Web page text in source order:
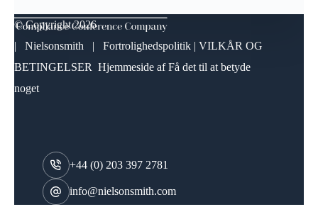
© Copyright2026
| Nielsonsmith | Fortrolighedspolitik | VILKÅR OG
BETINGELSER Hjemmeside afFå det til at betyde
noget
+44 (0) 203 397 2781
info@nielsonsmith.com